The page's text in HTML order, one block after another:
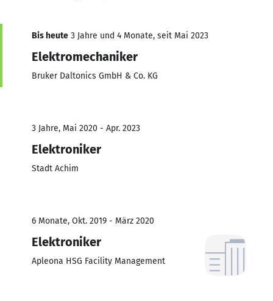
Bis heute 3 Jahre und 4 Monate, seit Mai 2023
Elektromechaniker
Bruker Daltonics GmbH & Co. KG
3 Jahre, Mai 2020 - Apr. 2023
Elektroniker
Stadt Achim
6 Monate, Okt. 2019 - März 2020
Elektroniker
Apleona HSG Facility Management